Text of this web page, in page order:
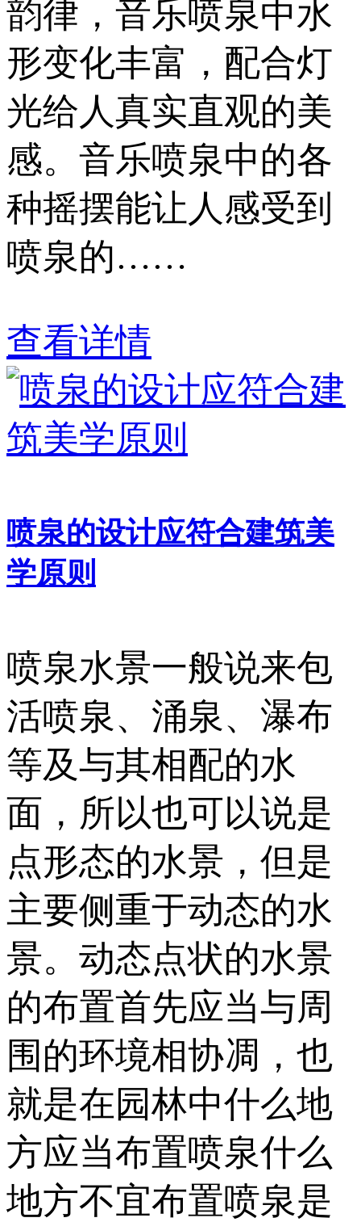
韵律，音乐喷泉中水
形变化丰富，配合灯
光给人真实直观的美
感。音乐喷泉中的各
种摇摆能让人感受到
喷泉的……
查看详情
喷泉的设计应符合建筑美
学原则
喷泉水景一般说来包
活喷泉、涌泉、瀑布
等及与其相配的水
面，所以也可以说是
点形态的水景，但是
主要侧重于动态的水
景。动态点状的水景
的布置首先应当与周
围的环境相协凋，也
就是在园林中什么地
方应当布置喷泉什么
地方不宜布置喷泉是